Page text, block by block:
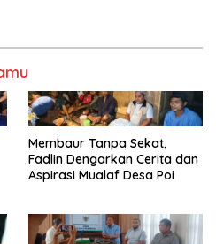
Membaur Tanpa Sekat,
Fadlin Dengarkan Cerita dan
Aspirasi Mualaf Desa Poi